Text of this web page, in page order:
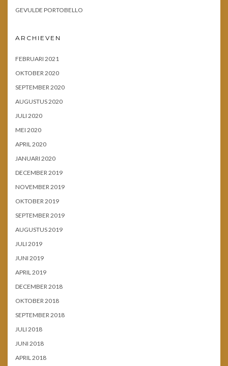
GEVULDE PORTOBELLO
ARCHIEVEN
FEBRUARI 2021
OKTOBER 2020
SEPTEMBER 2020
AUGUSTUS 2020
JULI 2020
MEI 2020
APRIL 2020
JANUARI 2020
DECEMBER 2019
NOVEMBER 2019
OKTOBER 2019
SEPTEMBER 2019
AUGUSTUS 2019
JULI 2019
JUNI 2019
APRIL 2019
DECEMBER 2018
OKTOBER 2018
SEPTEMBER 2018
JULI 2018
JUNI 2018
APRIL 2018